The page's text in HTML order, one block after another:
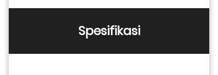
Spesifikasi